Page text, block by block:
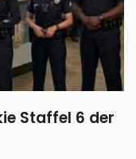
Staffel 6 der